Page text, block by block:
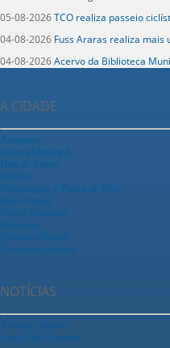
05-08-2026TCO realiza passeio
04-08-2026 Fuss Araras realiza mais
04-08-2026Acervo da Biblioteca
A CIDADE
Aeroporto
Câmara Municipal
Hino de Araras
História
Hospedagens e Pontos de Táxi
Mapa Oficial
Pontos Turísticos
Rodoviária
Símbolos Oficiais
Transporte Coletivo
NOTÍCIAS
Todas as Notícias
Canal PMA Youtube